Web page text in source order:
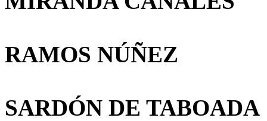
RAMOS NÚÑEZ
SARDÓN DE TABOADA